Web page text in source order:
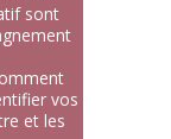
sont
vos
et les